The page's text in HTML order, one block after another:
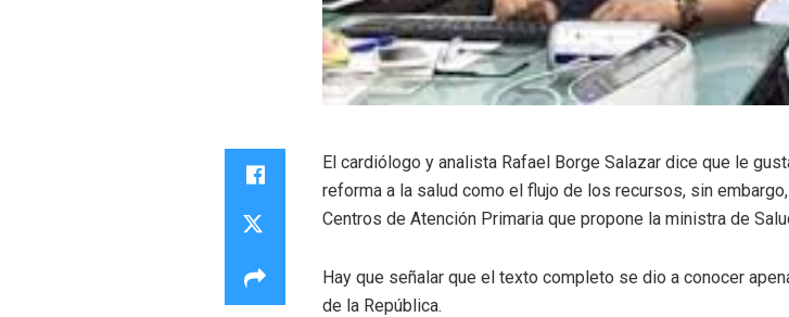
El cardiólogo y analista Rafael Borge Salazar dice que le
reforma a la salud como el flujo de los recursos, sin
Centros de Atención Primaria que propone la ministra de
Hay que señalar que el texto completo se dio a conocer
de la República.